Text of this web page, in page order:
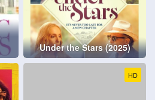
Under the Stars (2025)
HD